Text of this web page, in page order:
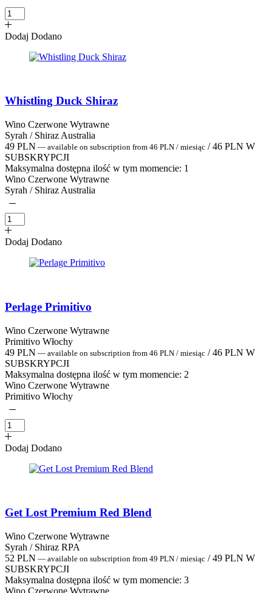
Dodaj Dodano
Whistling Duck Shiraz
Wino Czerwone Wytrawne
Syrah / Shiraz Australia
49 PLN — available on subscription from 46 PLN / miesiąc / 46 PLN W
SUBSKRYPCJI
Maksymalna dostępna ilość w tym momencie: 1
Wino Czerwone Wytrawne
Syrah / Shiraz Australia
Dodaj Dodano
Perlage Primitivo
Wino Czerwone Wytrawne
Primitivo Włochy
49 PLN — available on subscription from 46 PLN / miesiąc / 46 PLN W
SUBSKRYPCJI
Maksymalna dostępna ilość w tym momencie: 2
Wino Czerwone Wytrawne
Primitivo Włochy
Dodaj Dodano
Get Lost Premium Red Blend
Wino Czerwone Wytrawne
Syrah / Shiraz RPA
52 PLN — available on subscription from 49 PLN / miesiąc / 49 PLN W
SUBSKRYPCJI
Maksymalna dostępna ilość w tym momencie: 3
Wino Czerwone Wytrawne